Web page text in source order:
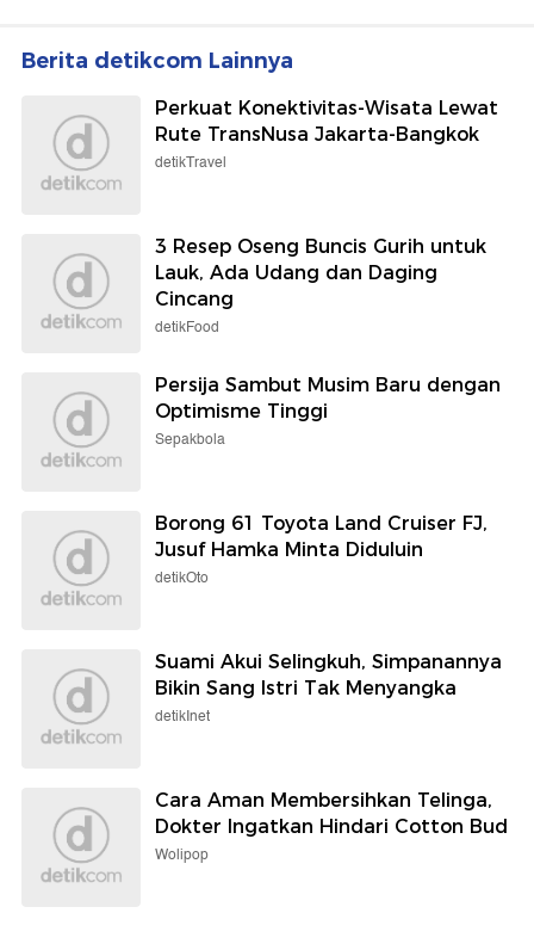
Berita detikcom Lainnya
Perkuat Konektivitas-Wisata Lewat
Rute TransNusa Jakarta-Bangkok
detikTravel
3 Resep Oseng Buncis Gurih untuk
Lauk, Ada Udang dan Daging
Cincang
detikFood
Persija Sambut Musim Baru dengan
Optimisme Tinggi
Sepakbola
Borong 61 Toyota Land Cruiser FJ,
Jusuf Hamka Minta Diduluin
detikOto
Suami Akui Selingkuh, Simpanannya
Bikin Sang Istri Tak Menyangka
detikInet
Cara Aman Membersihkan Telinga,
Dokter Ingatkan Hindari Cotton Bud
Wolipop